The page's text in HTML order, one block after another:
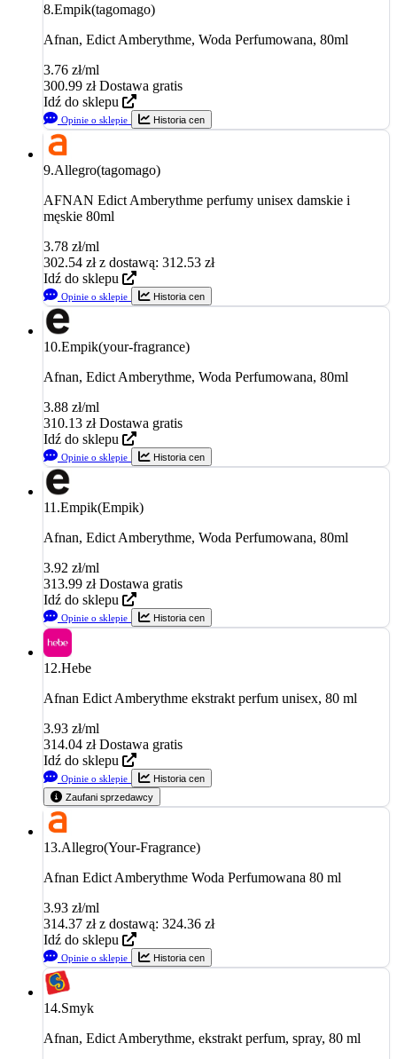
8.Empik(tagomago)
Afnan, Edict Amberythme, Woda Perfumowana, 80ml
3.76 zł/ml
300.99 zł Dostawa gratis
Idź do sklepu
Opinie o sklepie Historia cen
9.Allegro(tagomago)
AFNAN Edict Amberythme perfumy unisex damskie i
męskie 80ml
3.78 zł/ml
302.54 zł z dostawą: 312.53 zł
Idź do sklepu
Opinie o sklepie Historia cen
10.Empik(your-fragrance)
Afnan, Edict Amberythme, Woda Perfumowana, 80ml
3.88 zł/ml
310.13 zł Dostawa gratis
Idź do sklepu
Opinie o sklepie Historia cen
11.Empik(Empik)
Afnan, Edict Amberythme, Woda Perfumowana, 80ml
3.92 zł/ml
313.99 zł Dostawa gratis
Idź do sklepu
Opinie o sklepie Historia cen
12.Hebe
Afnan Edict Amberythme ekstrakt perfum unisex, 80 ml
3.93 zł/ml
314.04 zł Dostawa gratis
Idź do sklepu
Opinie o sklepie
Historia cen
Zaufani sprzedawcy
13.Allegro(Your-Fragrance)
Afnan Edict Amberythme Woda Perfumowana 80 ml
3.93 zł/ml
314.37 zł z dostawą: 324.36 zł
Idź do sklepu
Opinie o sklepie Historia cen
14.Smyk
Afnan, Edict Amberythme, ekstrakt perfum, spray, 80 ml